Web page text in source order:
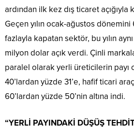
ardından ilk kez dış ticaret açığıyla
Geçen yılın ocak-ağustos
fazlayla kapatan sektör, bu yılın
milyon dolar açık verdi. Çinli
paralel olarak yerli üreticilerin payı
40’lardan yüzde 31’e, hafif ticari
60’lardan yüzde 50’nin altına
“YERLİ PAYINDAKİ DÜŞÜŞ